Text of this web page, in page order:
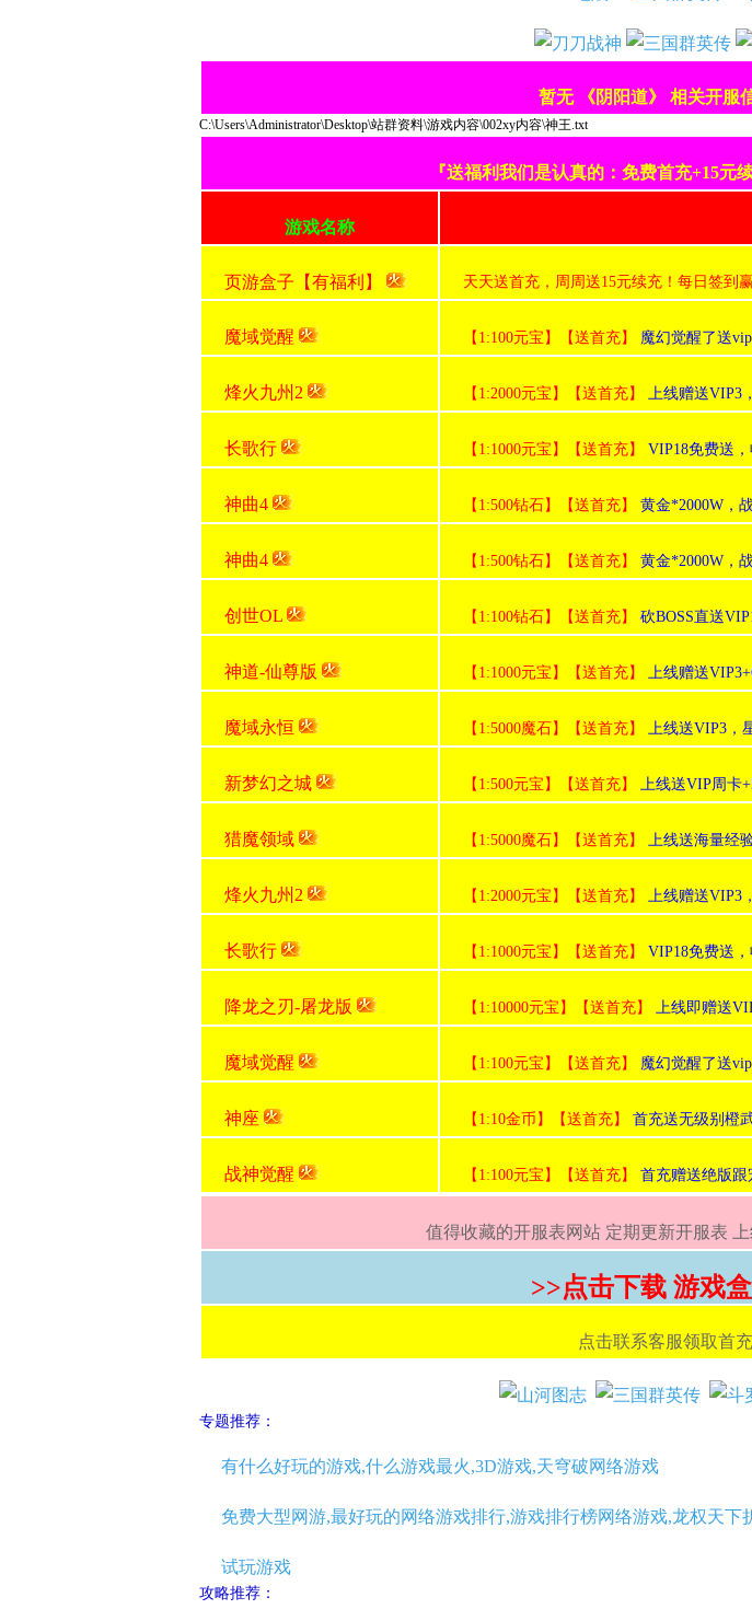
暂无 《阴阳道》 相关开服
C:\Users\Administrator\Desktop\站群资料\游戏内容\002xy内容\神王.txt
『送福利我们是认真的：免费首充+15元
游戏名称
页游盒子【有福利】 天天送首充，周周送15元续充！每日签到
魔域觉醒 【1:100元宝】【送首充】 魔幻觉醒了送
烽火九州2 【1:2000元宝】【送首充】 上线赠送VIP3
长歌行 【1:1000元宝】【送首充】 VIP18免费送
神曲4 【1:500钻石】【送首充】 黄金*2000W，
神曲4 【1:500钻石】【送首充】 黄金*2000W，
创世OL 【1:100钻石】【送首充】 砍BOSS直送
神道-仙尊版 【1:1000元宝】【送首充】 上线赠送
魔域永恒 【1:5000魔石】【送首充】 上线送VIP3，
新梦幻之城 【1:500元宝】【送首充】 上线送VIP周卡
猎魔领域 【1:5000魔石】【送首充】 上线送海量经
烽火九州2 【1:2000元宝】【送首充】 上线赠送VIP3
长歌行 【1:1000元宝】【送首充】 VIP18免费送
降龙之刃-屠龙版 【1:10000元宝】【送首充】 上线即赠送
魔域觉醒 【1:100元宝】【送首充】 魔幻觉醒了送
神座 【1:10金币】【送首充】 首充送无级别橙
战神觉醒 【1:100元宝】【送首充】 首充赠送绝版跟
值得收藏的开服表网站 定期更新开服表
>>点击下载 游戏
点击联系客服领取首
专题推荐：
有什么好玩的游戏,什么游戏最火,3D游戏,天穹破网络游戏
免费大型网游,最好玩的网络游戏排行,游戏排行榜网络游戏,龙权天下
试玩游戏
攻略推荐：